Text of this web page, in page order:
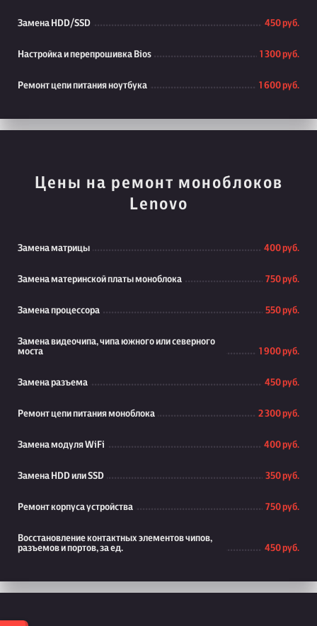
Замена HDD/SSD 450 руб.
Настройка и перепрошивка Bios 1 300 руб.
Ремонт цепи питания ноутбука 1 600 руб.
Цены на ремонт моноблоков
Lenovo
Замена матрицы 400 руб.
Замена материнской платы моноблока 750 руб.
Замена процессора 550 руб.
Замена видеочипа, чипа южного или северного
моста
1 900 руб.
Замена разъема 450 руб.
Ремонт цепи питания моноблока 2 300 руб.
Замена модуля WiFi 400 руб.
Замена HDD или SSD 350 руб.
Ремонт корпуса устройства 750 руб.
Восстановление контактных элементов чипов,
разъемов и портов, за ед.
450 руб.